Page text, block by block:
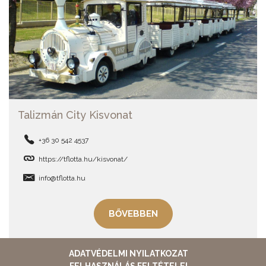
Talizmán City Kisvonat
+36 30 542 4537
https://tflotta.hu/kisvonat/
info@tflotta.hu
BŐVEBBEN
ADATVÉDELMI NYILATKOZAT